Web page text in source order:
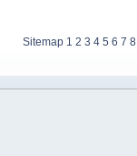
Sitemap 1 2 3 4 5 6 7 8